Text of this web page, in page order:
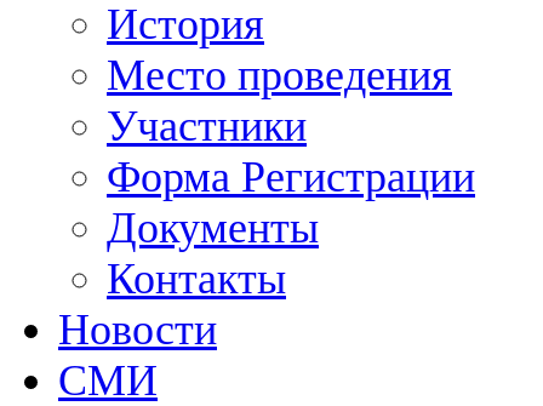
История
Место проведения
Участники
Форма Регистрации
Документы
Контакты
Новости
СМИ